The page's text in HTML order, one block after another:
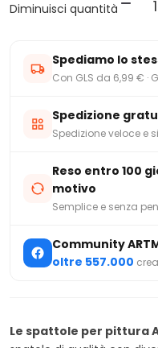
Diminuisci quantità
Spediamo lo
Con GLS da 6,99 € ·
Spedizione
Spedizione veloce e
Reso entro 100
motivo
Semplice e senza
Community
oltre 557.000
Le spattole per pittura